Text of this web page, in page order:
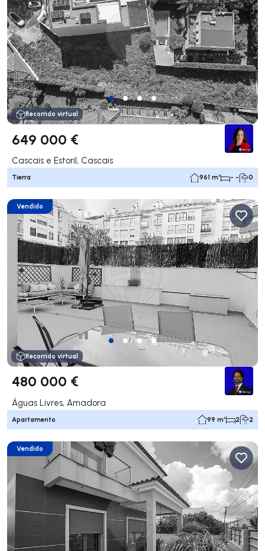
Recorrido virtual
649 000 €
Cascais e Estoril, Cascais
Tierra 961 m² - - 0
Vendido
Recorrido virtual
480 000 €
Águas Livres, Amadora
Apartamento 99 m² 2 2
Vendido